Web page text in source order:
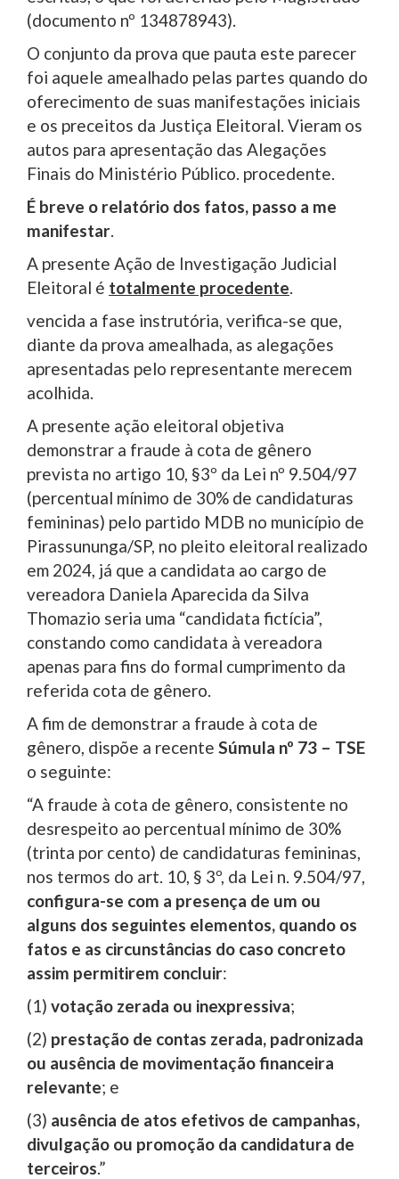
(documento nº 134878943).
O conjunto da prova que pauta este parecer
foi aquele amealhado pelas partes quando do
oferecimento de suas manifestações iniciais
e os preceitos da Justiça Eleitoral. Vieram os
autos para apresentação das Alegações
Finais do Ministério Público. procedente.
É breve o relatório dos fatos, passo a me
manifestar
A presente Ação de Investigação Judicial
Eleitoral é totalmente procedente
vencida a fase instrutória, verifica-se que,
diante da prova amealhada, as alegações
apresentadas pelo representante merecem
acolhida.
A presente ação eleitoral objetiva
demonstrar a fraude à cota de gênero
prevista no artigo 10, §3º da Lei nº 9.504/97
(percentual mínimo de 30% de candidaturas
femininas) pelo partido MDB no município de
Pirassununga/SP, no pleito eleitoral realizado
em 2024, já que a candidata ao cargo de
vereadora Daniela Aparecida da Silva
Thomazio seria uma “candidata fictícia”,
constando como candidata à vereadora
apenas para fins do formal cumprimento da
referida cota de gênero.
A fim de demonstrar a fraude à cota de
gênero, dispõe a recente Súmula nº 73 – TSE
o seguinte:
“A fraude à cota de gênero, consistente no
desrespeito ao percentual mínimo de 30%
(trinta por cento) de candidaturas femininas,
nos termos do art. 10, § 3º, da Lei n. 9.504/97,
configura-se com a presença de um ou
alguns dos seguintes elementos, quando os
fatos e as circunstâncias do caso concreto
assim permitirem concluir:
(1) votação zerada ou inexpressiva;
(2) prestação de contas zerada, padronizada
ou ausência de movimentação financeira
relevante; e
(3) ausência de atos efetivos de campanhas,
divulgação ou promoção da candidatura de
terceiros.”